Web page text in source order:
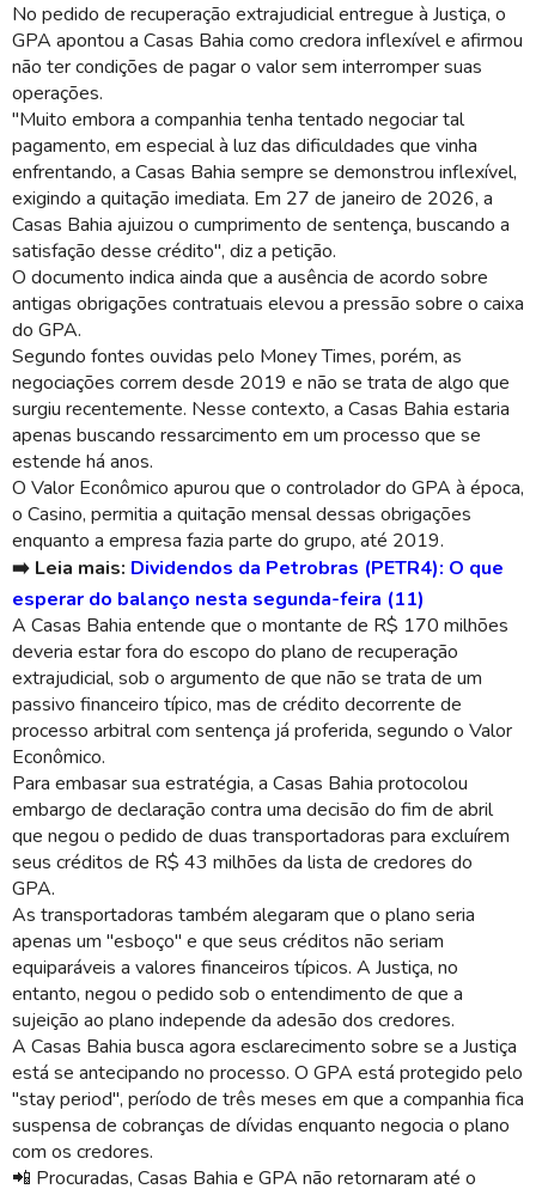
No pedido de recuperação extrajudicial entregue à Justiça, o
GPA apontou a Casas Bahia como credora inflexível e afirmou
não ter condições de pagar o valor sem interromper suas
operações.
"Muito embora a companhia tenha tentado negociar tal
pagamento, em especial à luz das dificuldades que vinha
enfrentando, a Casas Bahia sempre se demonstrou inflexível,
exigindo a quitação imediata. Em 27 de janeiro de 2026, a
Casas Bahia ajuizou o cumprimento de sentença, buscando a
satisfação desse crédito", diz a petição.
O documento indica ainda que a ausência de acordo sobre
antigas obrigações contratuais elevou a pressão sobre o caixa
do GPA.
Segundo fontes ouvidas pelo Money Times, porém, as
negociações correm desde 2019 e não se trata de algo que
surgiu recentemente. Nesse contexto, a Casas Bahia estaria
apenas buscando ressarcimento em um processo que se
estende há anos.
O Valor Econômico apurou que o controlador do GPA à época,
o Casino, permitia a quitação mensal dessas obrigações
enquanto a empresa fazia parte do grupo, até 2019.
➡️ Leia mais: Dividendos da Petrobras (PETR4): O que
esperar do balanço nesta segunda-feira (11)
A Casas Bahia entende que o montante de R$ 170 milhões
deveria estar fora do escopo do plano de recuperação
extrajudicial, sob o argumento de que não se trata de um
passivo financeiro típico, mas de crédito decorrente de
processo arbitral com sentença já proferida, segundo o Valor
Econômico.
Para embasar sua estratégia, a Casas Bahia protocolou
embargo de declaração contra uma decisão do fim de abril
que negou o pedido de duas transportadoras para excluírem
seus créditos de R$ 43 milhões da lista de credores do
GPA.
As transportadoras também alegaram que o plano seria
apenas um "esboço" e que seus créditos não seriam
equiparáveis a valores financeiros típicos. A Justiça, no
entanto, negou o pedido sob o entendimento de que a
sujeição ao plano independe da adesão dos credores.
A Casas Bahia busca agora esclarecimento sobre se a Justiça
está se antecipando no processo. O GPA está protegido pelo
"stay period", período de três meses em que a companhia fica
suspensa de cobranças de dívidas enquanto negocia o plano
com os credores.
📲 Procuradas, Casas Bahia e GPA não retornaram até o